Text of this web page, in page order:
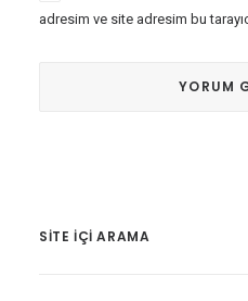
adresim ve site adresim bu
SITE IÇI ARAMA